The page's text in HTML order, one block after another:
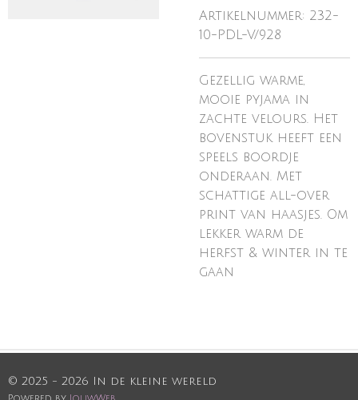
Artikelnummer: 232-
10-PDL-V/928
Gezellig warme,
mooie pyjama in
zachte velours. Het
bovenstuk heeft een
speels boordje
onderaan. Met
schattige all-over
print van haasjes. Om
lekker warm de
herfst & winter in te
gaan
© 2025 - 2026 In de kleine wereld